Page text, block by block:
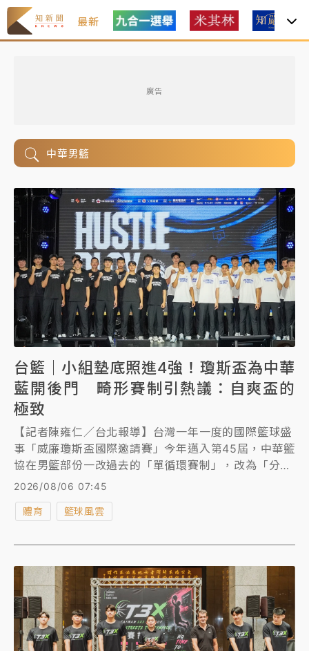
最新
廣告
中華男籃
台籃｜小組墊底照進4強！瓊斯盃為中華
藍開後門 畸形賽制引熱議：自爽盃的
極致
【記者陳雍仁／台北報導】台灣一年一度的國際籃球盛
事「威廉瓊斯盃國際邀請賽」今年邁入第45屆，中華籃
協在男籃部份一改過去的「單循環賽制」，改為「分組
雙循環賽制」，分組前2名將可晉級4強，賽制本身並無
強」，就算中華藍小組墊底，照樣晉級4強，引來球迷
2026/08/06 07:45
體育 籃球風雲